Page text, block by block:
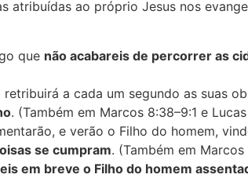
atribuídas ao próprio Jesus nos
que não acabareis de percorrer as
a cada um segundo as suas
. (Também em Marcos 8:38–9:1 e
e verão o Filho do homem,
se cumpram. (Também em Marcos
em breve o Filho do homem